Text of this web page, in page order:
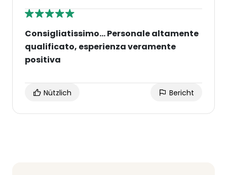
Consigliatissimo... Personale altamente
qualificato, esperienza veramente
positiva
Nützlich Bericht